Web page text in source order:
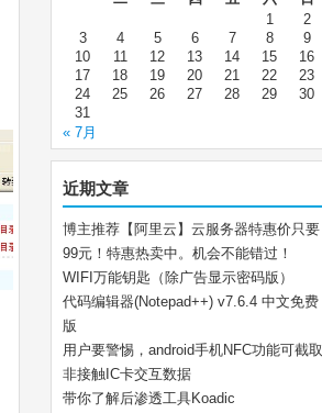
1
2
3
4 5 6 7 8
9
10
11 12 13 14 15
16
17
18 19 20 21 22
23
24
25 26 27 28 29
30
31
« 7月
近期文章
博主推荐【阿里云】云服务器特惠价只要
99元！特惠热卖中。机会不能错过！
WIFI万能钥匙（除广告显示密码版）
代码编辑器(Notepad++) v7.6.4 中文免费
版
用户要警惕，android手机NFC功能可截取
非接触IC卡交互数据
带你了解后渗透工具Koadic